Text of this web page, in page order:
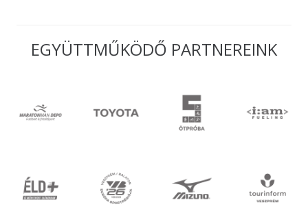
EGYÜTTMŰKÖDŐ PARTNEREINK